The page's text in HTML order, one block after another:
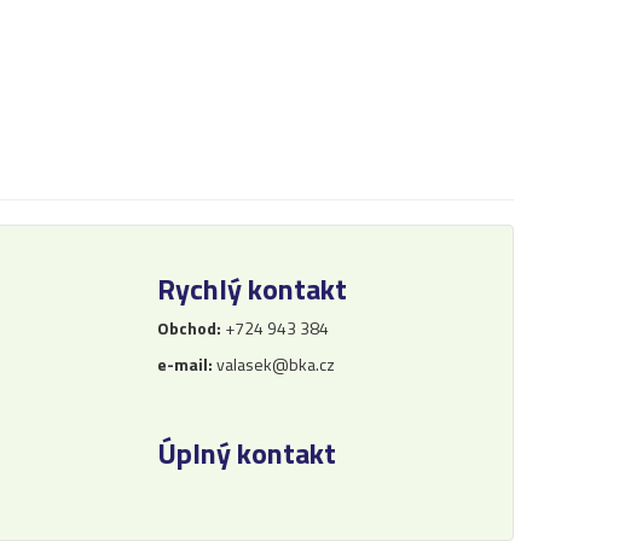
Rychlý kontakt
Obchod: +724 943 384
e-mail:valasek@bka.cz
Úplný kontakt